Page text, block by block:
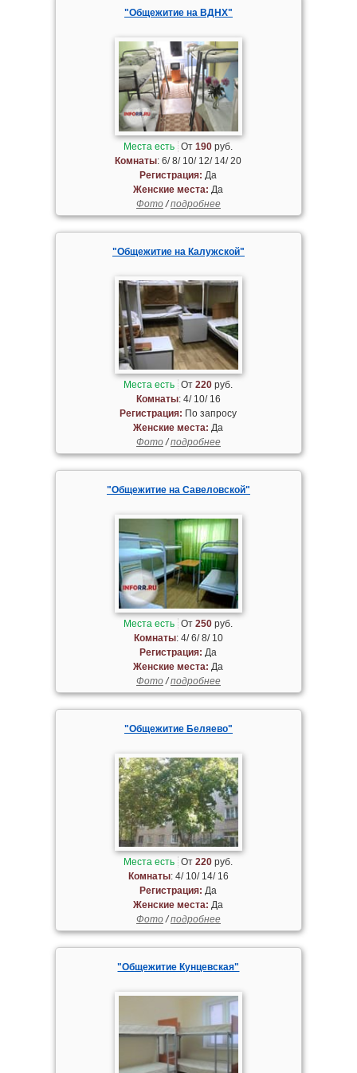
"Общежитие на ВДНХ"
Места есть От190 руб.
Комнаты: 6/ 8/ 10/ 12/ 14/ 20
Регистрация: Да
Женские места: Да
Фото/подробнее
"Общежитие на Калужской"
Места есть От220 руб.
Комнаты: 4/ 10/ 16
Регистрация: По запросу
Женские места: Да
Фото/подробнее
"Общежитие на Савеловской"
Места есть От250 руб.
Комнаты: 4/ 6/ 8/ 10
Регистрация: Да
Женские места: Да
Фото/подробнее
"Общежитие Беляево"
Места есть От220 руб.
Комнаты: 4/ 10/ 14/ 16
Регистрация: Да
Женские места: Да
Фото/подробнее
"Общежитие Кунцевская"